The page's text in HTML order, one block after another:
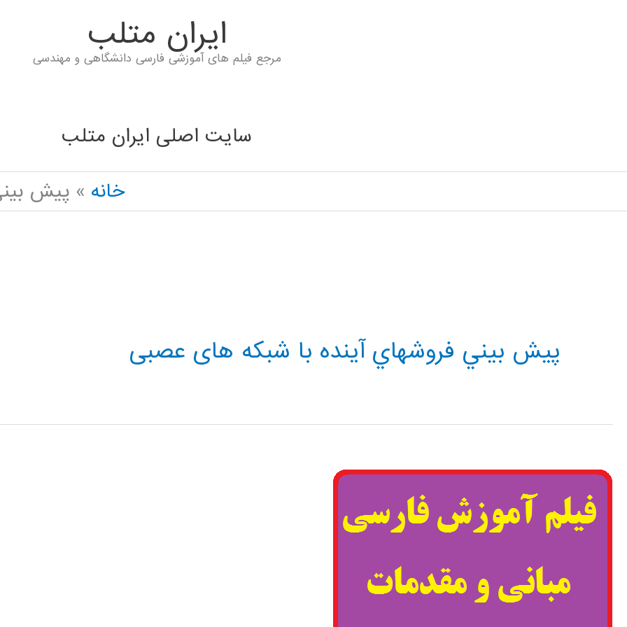
ايران متلب
مرجع فیلم های آموزشی فارسی دانشگاهی و مهندسی
سایت اصلی ایران متلب
خانه
پيش
پيش بيني فروشهاي آينده با شبکه های عصبی